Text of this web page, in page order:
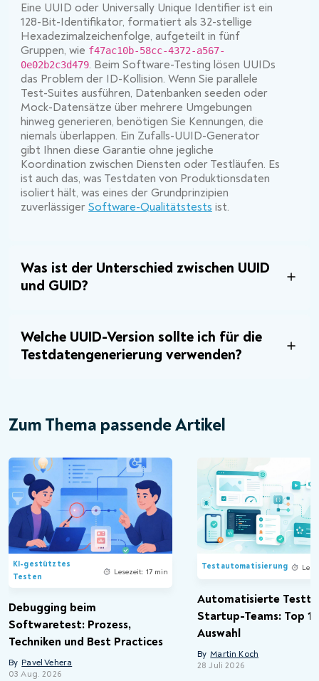
Eine UUID oder Universally Unique Identifier ist ein
128-Bit-Identifikator, formatiert als 32-stellige
Hexadezimalzeichenfolge, aufgeteilt in fünf
Gruppen, wie f47ac10b-58cc-4372-a567-
0e02b2c3d479. Beim Software-Testing lösen UUIDs
das Problem der ID-Kollision. Wenn Sie parallele
Test-Suites ausführen, Datenbanken seeden oder
Mock-Datensätze über mehrere Umgebungen
hinweg generieren, benötigen Sie Kennungen, die
niemals überlappen. Ein Zufalls-UUID-Generator
gibt Ihnen diese Garantie ohne jegliche
Koordination zwischen Diensten oder Testläufen. Es
ist auch das, was Testdaten von Produktionsdaten
isoliert hält, was eines der Grundprinzipien
zuverlässiger Software-Qualitätstests ist.
Was ist der Unterschied zwischen UUID
und GUID?
Welche UUID-Version sollte ich für die
Testdatengenerierung verwenden?
Zum Thema passende Artikel
KI-gestütztes
Testen
Lesezeit: 17 min
Debugging beim
Softwaretest: Prozess,
Techniken und Best Practices
By Pavel Vehera
03 Aug. 2026
Testautomatisierung
Automatisierte
Startup-Teams: Top 15
Auswahl
By Martin Koch
28 Juli 2026